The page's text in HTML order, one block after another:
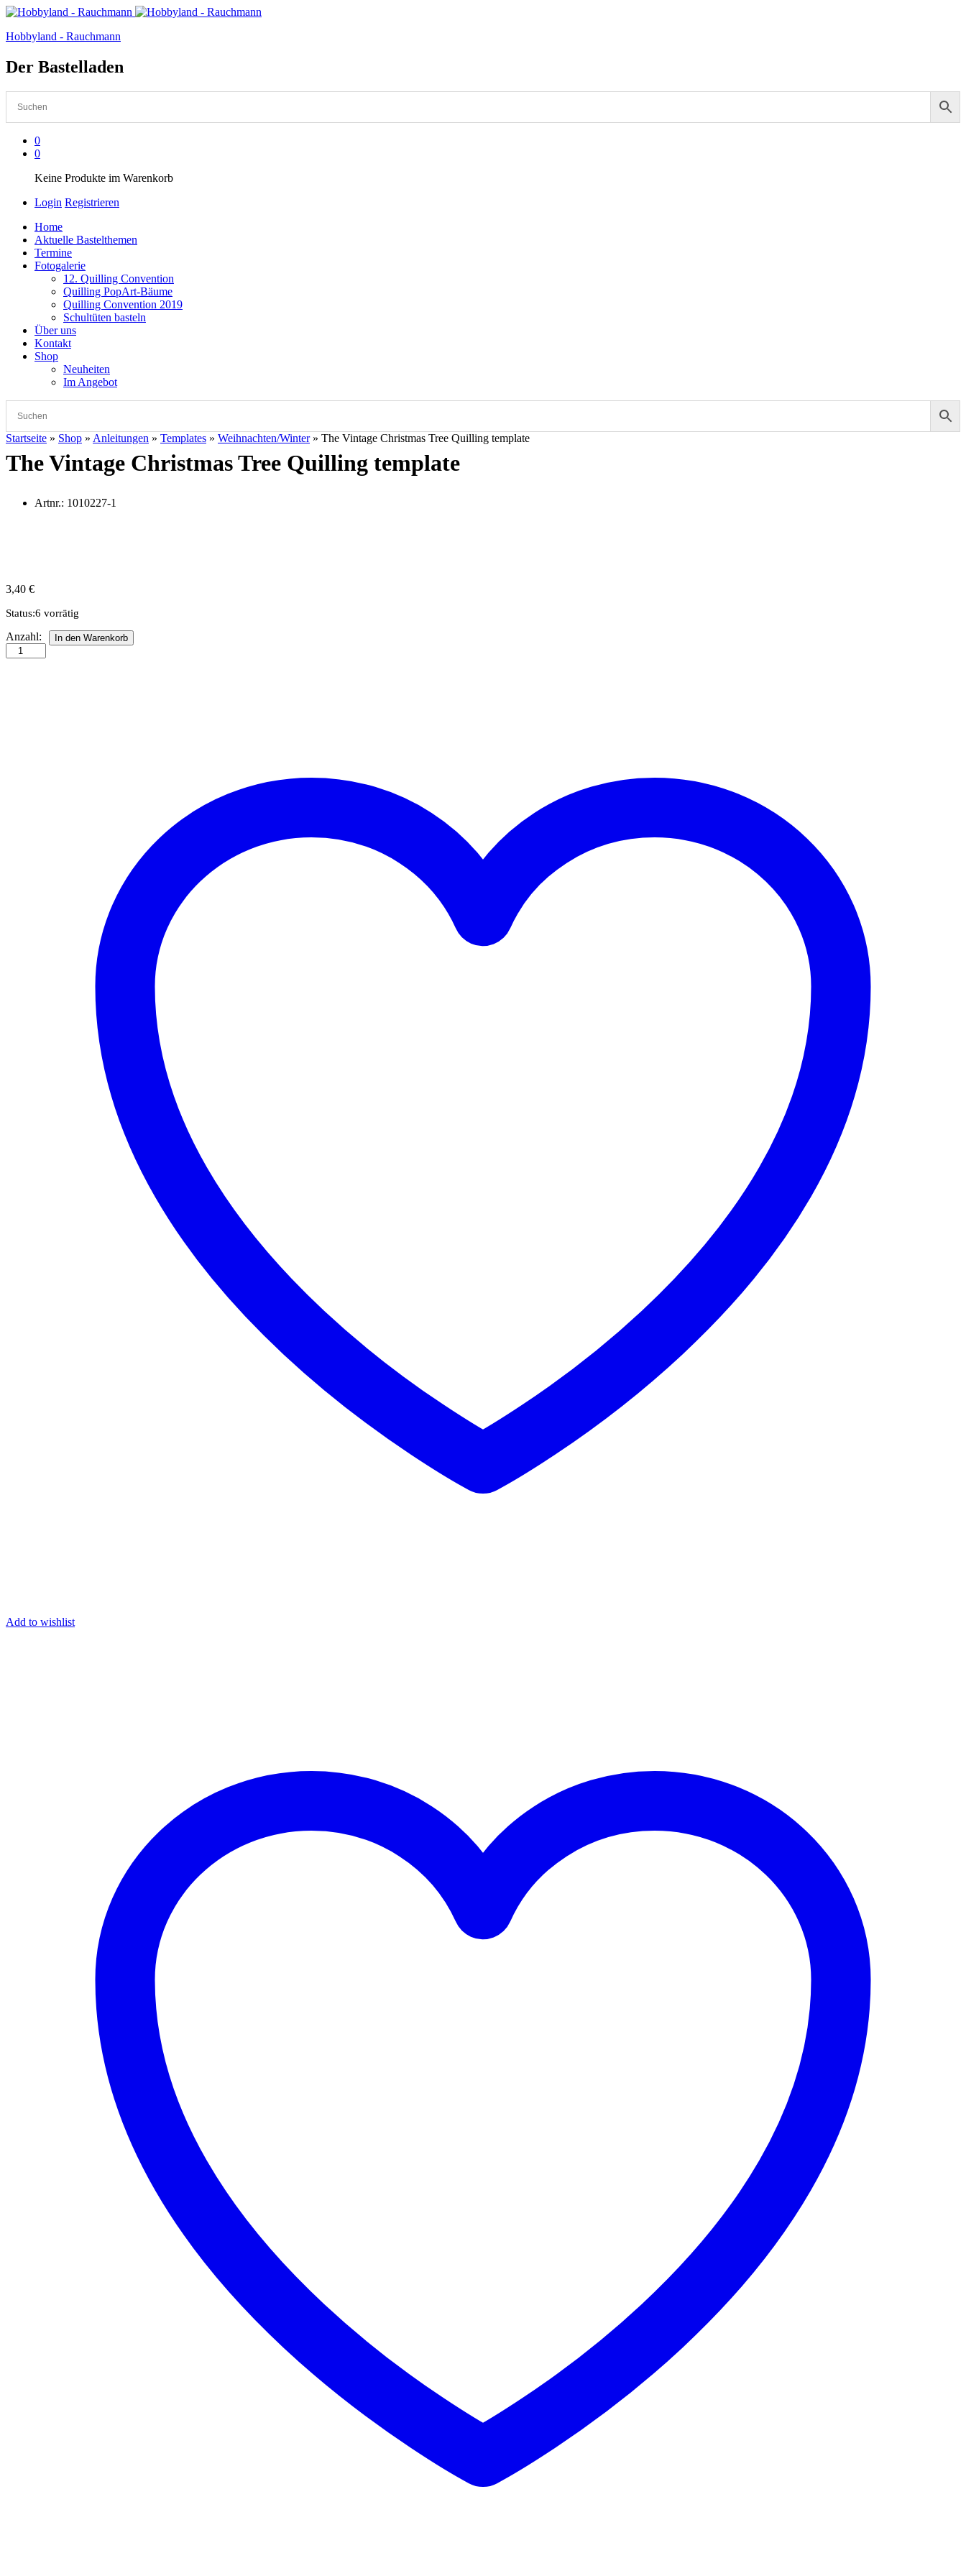
Hobbyland - Rauchmann
Der Bastelladen
0
0
Keine Produkte im Warenkorb
Login Registrieren
Home
Aktuelle Bastelthemen
Termine
Fotogalerie
12. Quilling Convention
Quilling PopArt-Bäume
Quilling Convention 2019
Schultüten basteln
Über uns
Kontakt
Shop
Neuheiten
Im Angebot
Startseite » Shop » Anleitungen » Templates » Weihnachten/Winter» The Vintage Christmas Tree Quilling template
The Vintage Christmas Tree Quilling template
Artnr.: 1010227-1
3,40 €
Status:6 vorrätig
The
Vintage
Christmas
Anzahl: In den Warenkorb
Add to wishlist